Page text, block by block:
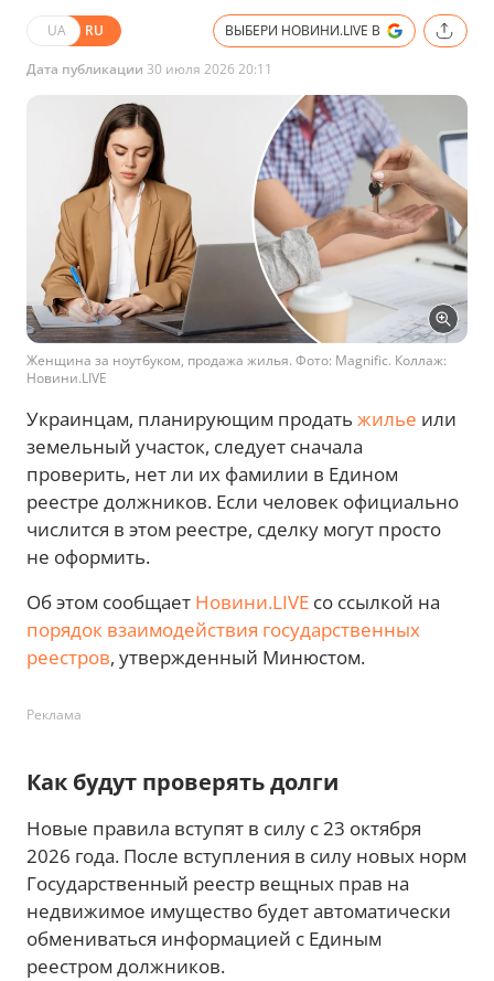
UA RU ВЫБЕРИ НОВИНИ.LIVE В
Дата публикации 30 июля 2026 20:11
Женщина за ноутбуком, продажа жилья. Фото: Magnific. Коллаж:
Новини.LIVE
Украинцам, планирующим продать жилье или
земельный участок, следует сначала
проверить, нет ли их фамилии в Едином
реестре должников. Если человек официально
числится в этом реестре, сделку могут просто
не оформить.
Об этом сообщает Новини.LIVE со ссылкой на
порядок взаимодействия государственных
реестров, утвержденный Минюстом.
Реклама
Как будут проверять долги
Новые правила вступят в силу с 23 октября
2026 года. После вступления в силу новых норм
Государственный реестр вещных прав на
недвижимое имущество будет автоматически
обмениваться информацией с Единым
реестром должников.